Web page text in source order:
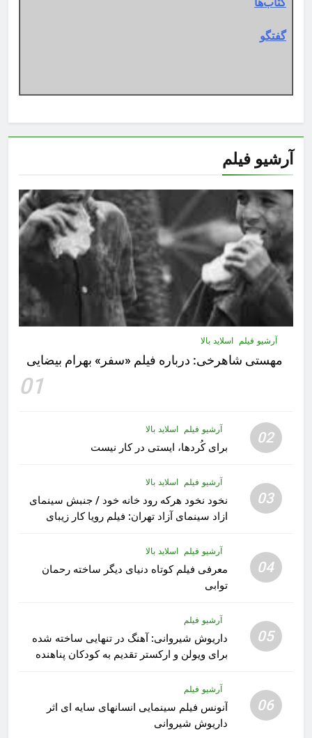
گفتگو
آرشیو فیلم
آرشیو فیلم اسلاید بالا
مهستى شاهرخى:‌ درباره فيلم «سفر» بهرام بیضایی
01
02 آرشیو فیلم اسلاید بالا
برای کُردها، ایستی در کار نیست
03
آرشیو فیلم اسلاید بالا
نخود نخود هرکه رود خانه خود / جنبش سینمای
ازاد سینمای آزاد تهران: فیلم رویا کار زیبای
04
آرشیو فیلم اسلاید بالا
معرفی فیلم کوتاه دنیای دیگر ساخته رحمان
توابی
05
آرشیو فیلم
داریوش شیروانی: آهنگ در تنهایی ساخته شده
برای ویولن و ارکستر تقدیم به کودکان پناهنده
06
آرشیو فیلم
آنونس فیلم سینمایی انسانهای سایه ای اثر
داریوش شیروانی